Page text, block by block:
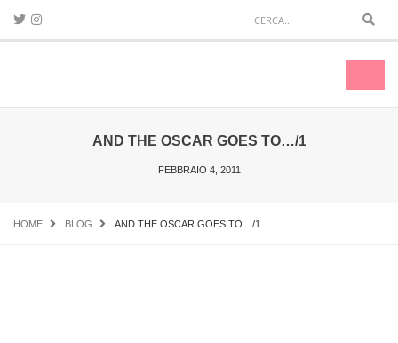
AND THE OSCAR GOES TO…/1
FEBBRAIO 4, 2011
HOME BLOG AND THE OSCAR GOES TO…/1